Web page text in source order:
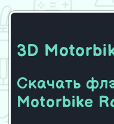
Хэллоуин
Cosmopilot
3D
Скачать
Motorbike